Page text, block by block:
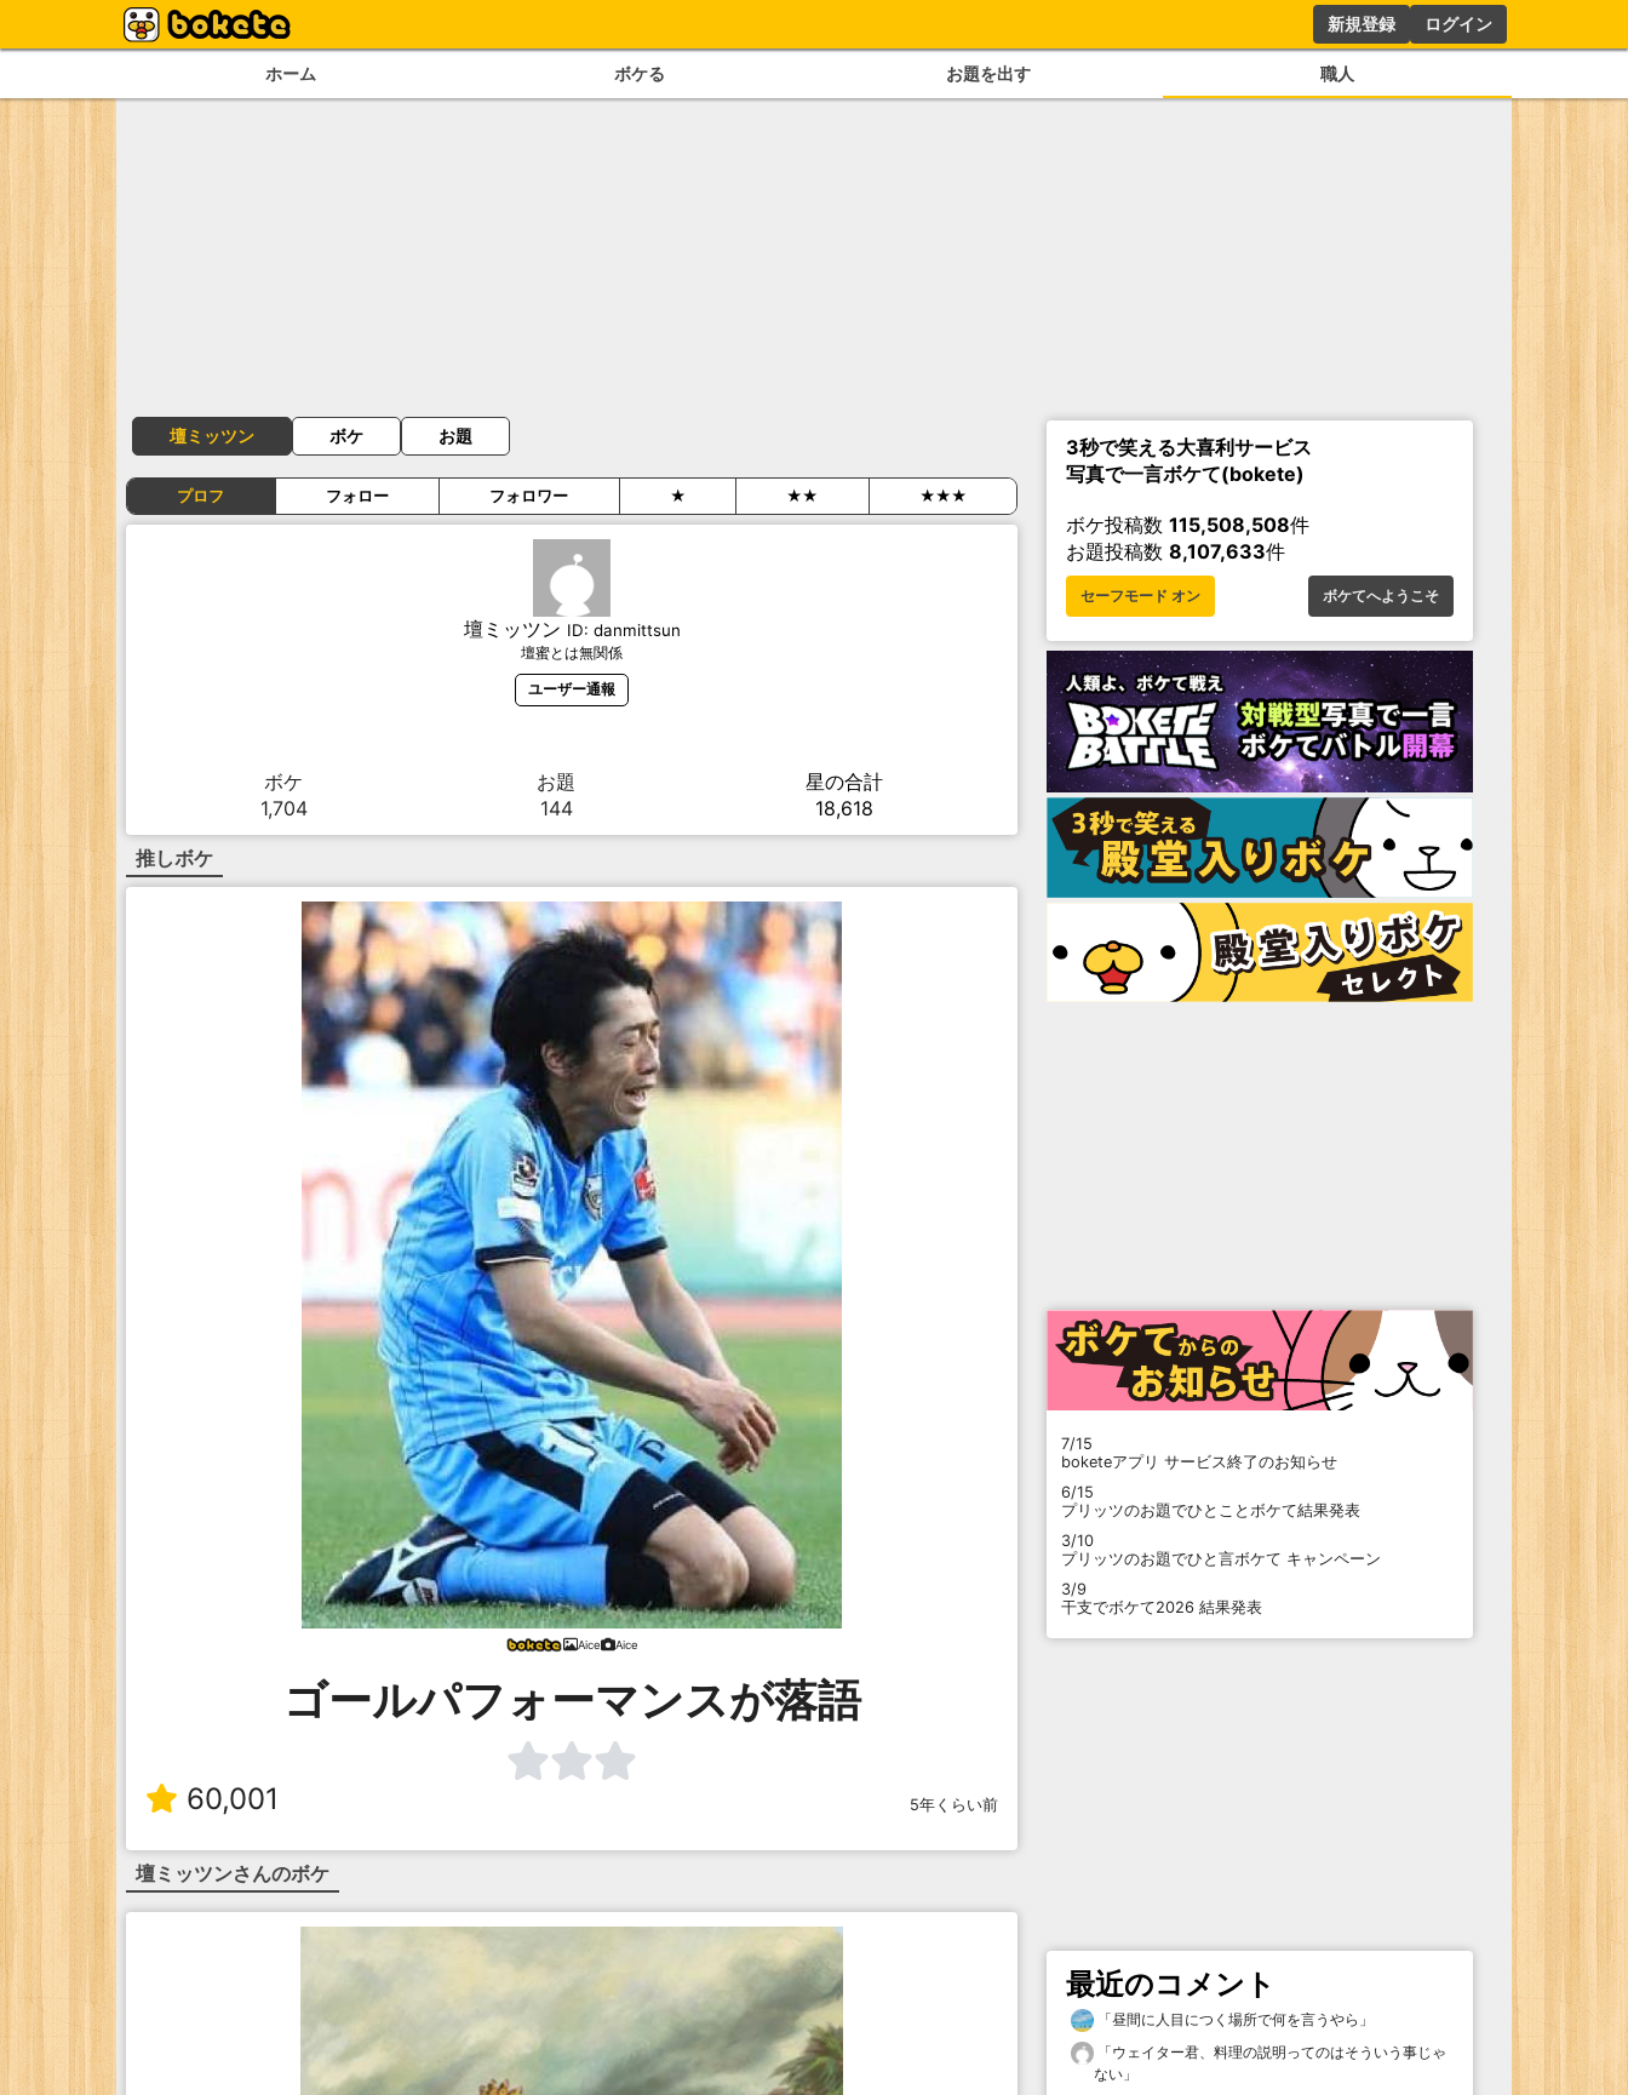
新規登録 ログイン
ホーム ボケる お題を出す 職人
壇ミッツン ボケ お題
プロフ フォロー フォロワー ★ ★★ ★★★
壇ミッツン ID: danmittsun
壇蜜とは無関係
ユーザー通報
ボケ
1,704
お題
144
星の合計
18,618
推しボケ
Aice Aice
ゴールパフォーマンスが落語
60,001 5年くらい前
壇ミッツンさんのボケ
3秒で笑える大喜利サービス
写真で一言ボケて(bokete)
ボケ投稿数 115,508,508件
お題投稿数 8,107,633件
セーフモード オン ボケてへようこそ
7/15
boketeアプリ サービス終了のお知らせ
6/15
プリッツのお題でひとことボケて結果発表
3/10
プリッツのお題でひと言ボケて キャンペーン
3/9
干支でボケて2026 結果発表
最近のコメント
「昼間に人目につく場所で何を言うやら 」
「ウェイター君、料理の説明ってのはそういう事じゃ
ない 」